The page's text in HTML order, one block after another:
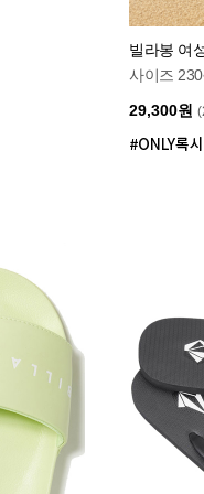
빌라봉 여
사이즈
29,300원